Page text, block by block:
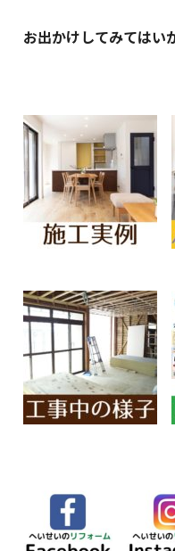
お出かけしてみては